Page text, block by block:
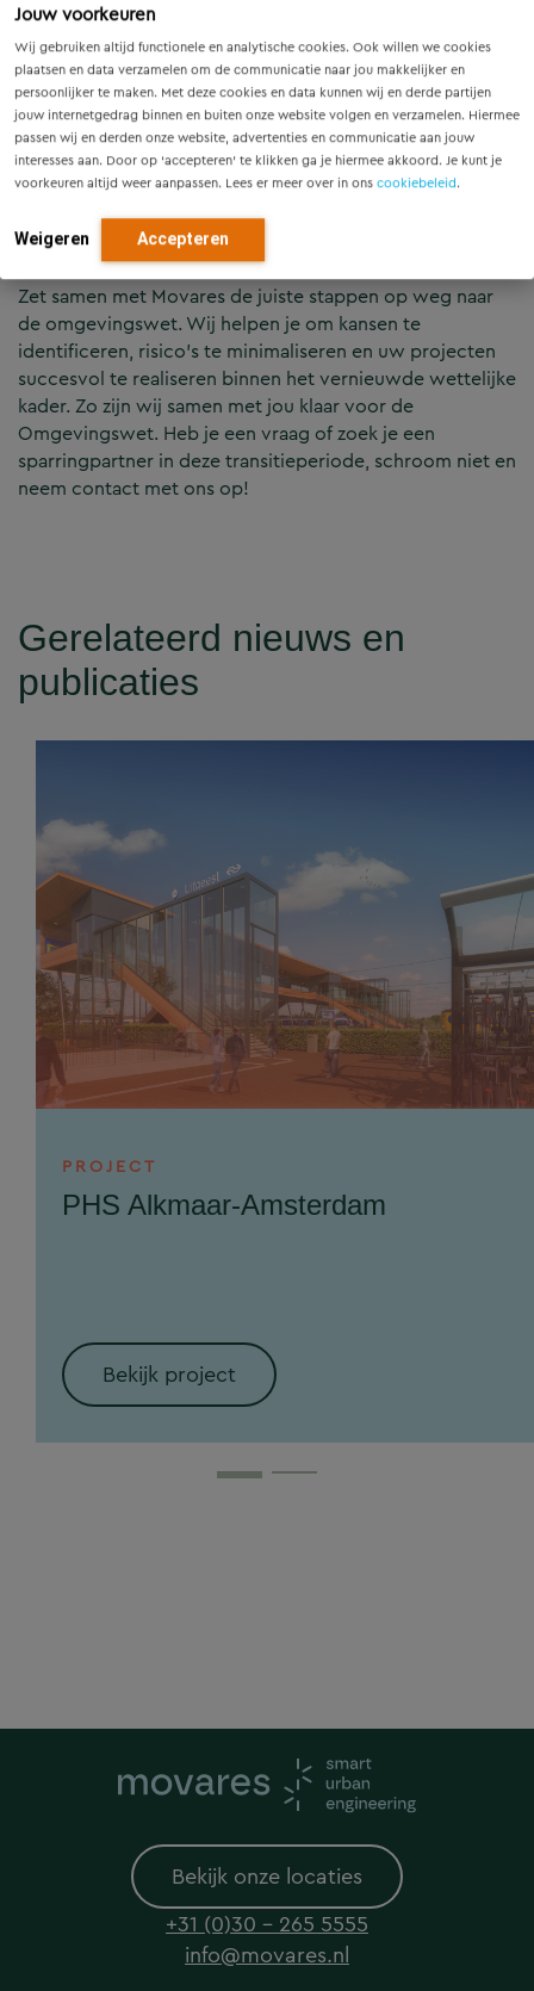
Jouw voorkeuren
Wij gebruiken altijd functionele en analytische cookies. Ook willen we cookies
plaatsen en data verzamelen om de communicatie naar jou makkelijker en
persoonlijker te maken. Met deze cookies en data kunnen wij en derde partijen
jouw internetgedrag binnen en buiten onze website volgen en verzamelen. Hiermee
passen wij en derden onze website, advertenties en communicatie aan jouw
interesses aan. Door op ‘accepteren’ te klikken ga je hiermee akkoord. Je kunt je
voorkeuren altijd weer aanpassen. Lees er meer over in ons cookiebeleid.
Weigeren Accepteren
gelegenheid om onze werkwijze te vernieuwen,
innovatie te omarmen en de leefomgeving beter op
elkaar af te stemmen. De wetswijziging stelt ons in staat
om nog beter te worden in het leveren van
hoogwaardige plannen, strategisch advies en op maat
gemaakte diensten en producten.
Samen klaar voor de toekomst
Zet samen met Movares de juiste stappen op weg naar
de omgevingswet. Wij helpen je om kansen te
identificeren, risico’s te minimaliseren en uw projecten
succesvol te realiseren binnen het vernieuwde wettelijke
kader. Zo zijn wij samen met jou klaar voor de
Omgevingswet. Heb je een vraag of zoek je een
sparringpartner in deze transitieperiode, schroom niet en
neem contact met ons op!
Gerelateerd nieuws en
publicaties
PROJECT
PHS Alkmaar-Amsterdam
Bekijk project
Bekijk onze locaties
+31 (0)30 - 265 5555
info@movares.nl